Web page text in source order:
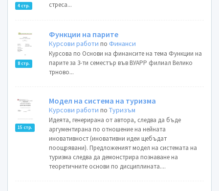
4 стр.
стреса...
8 стр.
Функции на парите
Курсови работи поФинанси
Курсова по Основи на финансите на тема Функции на
парите за 3-ти семестър във ВУАРР филиал Велико
трново...
15 стр.
Модел на система на туризма
Курсови работи поТуризъм
Идеята, генерирана от автора, следва да бъде
аргументирана по отношение на нейната
иновативност (иновативни идеи щебъдат
поощрявани). Предложеният модел на системата на
туризма следва да демонстрира познаване на
теоретичните основи по дисциплината....